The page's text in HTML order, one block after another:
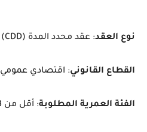
نوع العقد: عقد محدد المدة (CDD)
القطاع القانوني: اقتصادي عمومي
الفئة العمرية المطلوبة: أقل من 43 سنة